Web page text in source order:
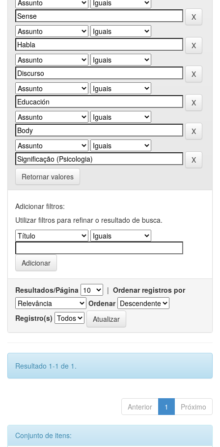
Retornar valores
Adicionar filtros:
Utilizar filtros para refinar o resultado de busca.
Resultados/Página | Ordenar registros por
Ordenar
Registro(s)
Resultado 1-1 de 1.
Anterior 1 Próximo
Conjunto de itens: